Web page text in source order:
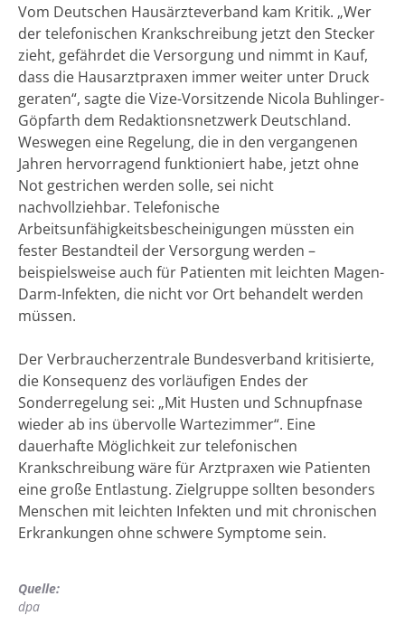
Vom Deutschen Hausärzteverband kam Kritik. „Wer
der telefonischen Krankschreibung jetzt den Stecker
zieht, gefährdet die Versorgung und nimmt in Kauf,
dass die Hausarztpraxen immer weiter unter Druck
geraten“, sagte die Vize-Vorsitzende Nicola Buhlinger-
Göpfarth dem Redaktionsnetzwerk Deutschland.
Weswegen eine Regelung, die in den vergangenen
Jahren hervorragend funktioniert habe, jetzt ohne
Not gestrichen werden solle, sei nicht
nachvollziehbar. Telefonische
Arbeitsunfähigkeitsbescheinigungen müssten ein
fester Bestandteil der Versorgung werden –
beispielsweise auch für Patienten mit leichten Magen-
Darm-Infekten, die nicht vor Ort behandelt werden
müssen.
Der Verbraucherzentrale Bundesverband kritisierte,
die Konsequenz des vorläufigen Endes der
Sonderregelung sei: „Mit Husten und Schnupfnase
wieder ab ins übervolle Wartezimmer“. Eine
dauerhafte Möglichkeit zur telefonischen
Krankschreibung wäre für Arztpraxen wie Patienten
eine große Entlastung. Zielgruppe sollten besonders
Menschen mit leichten Infekten und mit chronischen
Erkrankungen ohne schwere Symptome sein.
Quelle:
dpa